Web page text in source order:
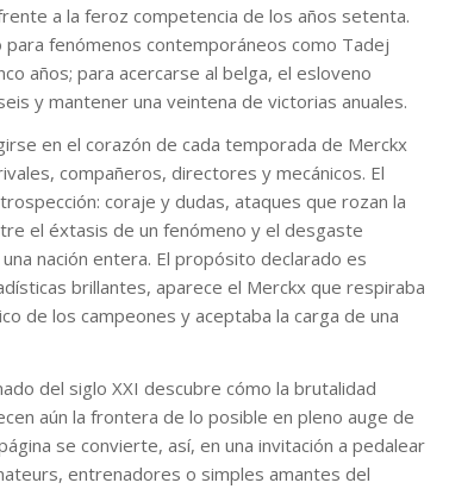
a la feroz competencia de los años setenta.
para fenómenos contemporáneos como Tadej
años; para acercarse al belga, el esloveno
y mantener una veintena de victorias anuales.
en el corazón de cada temporada de Merckx
compañeros, directores y mecánicos. El
coraje y dudas, ataques que rozan la
el éxtasis de un fenómeno y el desgaste
nación entera. El propósito declarado es
brillantes, aparece el Merckx que respiraba
de los campeones y aceptaba la carga de una
del siglo XXI descubre cómo la brutalidad
aún la frontera de lo posible en pleno auge de
se convierte, así, en una invitación a pedalear
entrenadores o simples amantes del